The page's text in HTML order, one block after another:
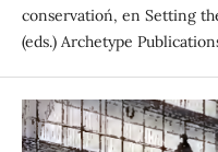
conservation´, en Setting
(eds.) Archetype